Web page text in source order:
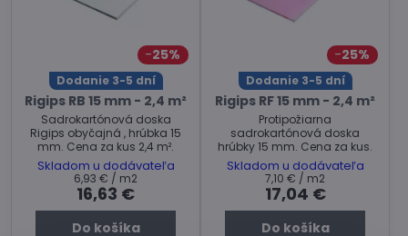
25%
Dodanie 3-5 dní
Rigips RB 15 mm - 2,4 m²
Sadrokartónová doska
Rigips obyčajná , hrúbka 15
mm. Cena za kus 2,4 m².
Skladom u dodávateľa
16,63 €
6,93 € / m2
Do košíka
25%
Dodanie 3-5 dní
Rigips RF 15 mm - 2,4 m²
Protipožiarna
sadrokartónová doska
hrúbky 15 mm. Cena za kus.
Skladom u dodávateľa
17,04 €
7,10 € / m2
Do košíka